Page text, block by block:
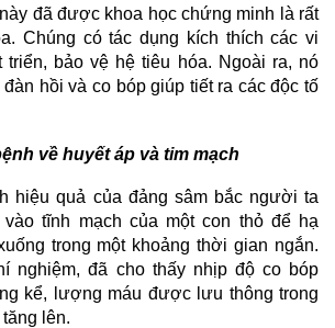
đã được khoa học chứng minh là rất
Chúng có tác dụng kích thích các vi
triển, bảo vệ hệ tiêu hóa. Ngoài ra, nó
hồi và co bóp giúp tiết ra các độc tố
về huyết áp và tim mạch
hiệu quả của đảng sâm bắc người ta
tĩnh mạch của một con thỏ để hạ
trong một khoảng thời gian ngắn.
nghiệm, đã cho thấy nhịp độ co bóp
kể, lượng máu được lưu thông trong
lên.